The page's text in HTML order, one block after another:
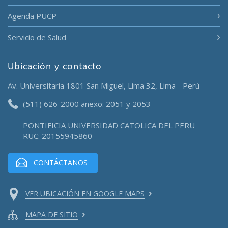
Agenda PUCP
Servicio de Salud
Ubicación y contacto
Av. Universitaria 1801 San Miguel, Lima 32, Lima - Perú
(511) 626-2000 anexo: 2051 y 2053
PONTIFICIA UNIVERSIDAD CATOLICA DEL PERU
RUC: 20155945860
CONTÁCTANOS
VER UBICACIÓN EN GOOGLE MAPS
MAPA DE SITIO